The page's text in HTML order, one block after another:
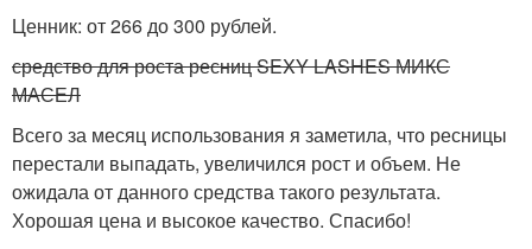
Ценник: от 266 до 300 рублей.
средство для роста ресниц SEXY LASHES МИКС
МАСЕЛ
Всего за месяц использования я заметила, что ресницы
перестали выпадать, увеличился рост и объем. Не
ожидала от данного средства такого результата.
Хорошая цена и высокое качество. Спасибо!